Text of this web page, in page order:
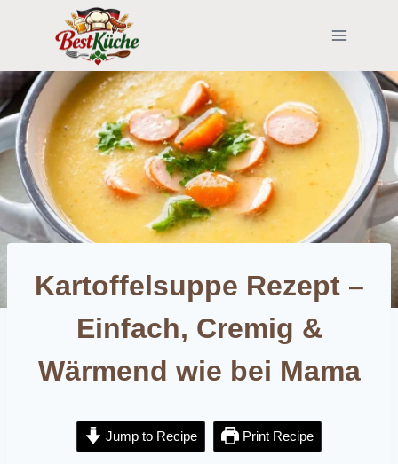
Kartoffelsuppe Rezept –
Einfach, Cremig &
Wärmend wie bei Mama
Jump to Recipe Print Recipe